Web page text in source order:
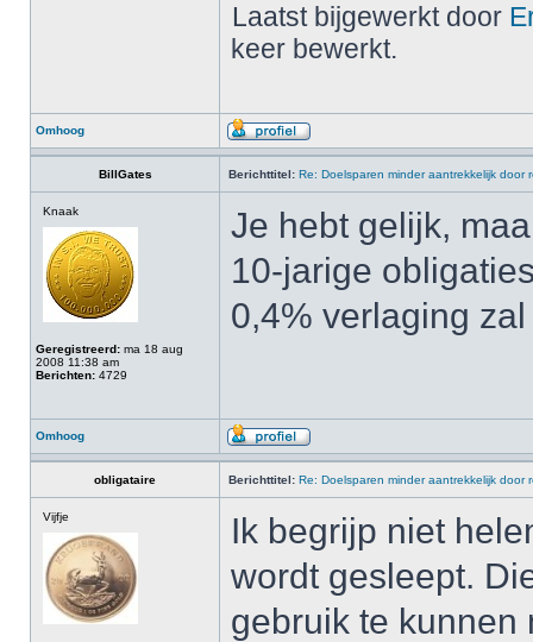
Laatst bijgewerkt door
keer bewerkt.
Omhoog
BillGates Berichttitel: Re: Doelsparen minder aantrekkelijk door
Knaak
Geregistreerd: ma 18 aug
2008 11:38 am
Berichten: 4729
Je hebt gelijk,
10-jarige
0,4% verlaging
Omhoog
obligataire Berichttitel: Re: Doelsparen minder aantrekkelijk door
Vijfje
Ik begrijp niet
wordt gesleept.
gebruik te kunnen